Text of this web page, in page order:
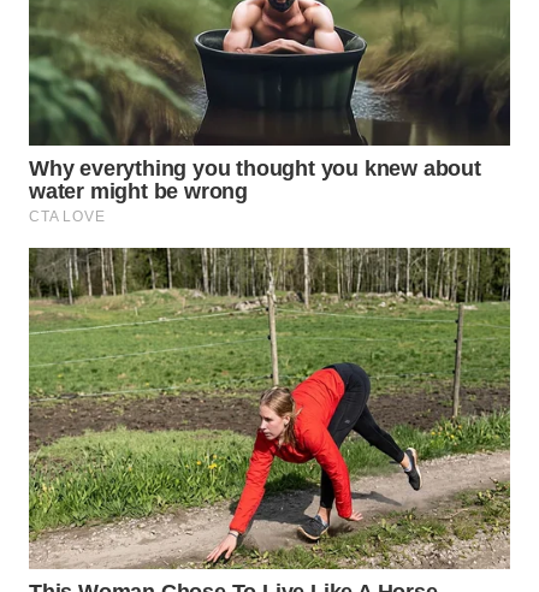
SUBANG
WN
SUKABUMI
WN
PURWAKARTA
WN
PRIANGAN
TIMUR
WN
SEMARANG
WN
SOLO
WN
BOROBUDUR